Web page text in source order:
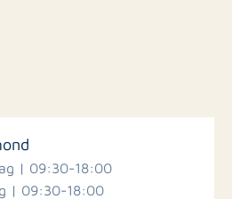
| 09:30-18:00
| 09:30-18:00